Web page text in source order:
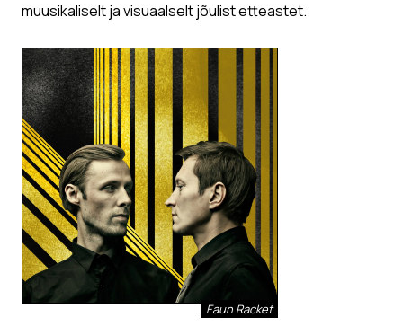
muusikaliselt ja visuaalselt jõulist etteastet.
Faun Racket